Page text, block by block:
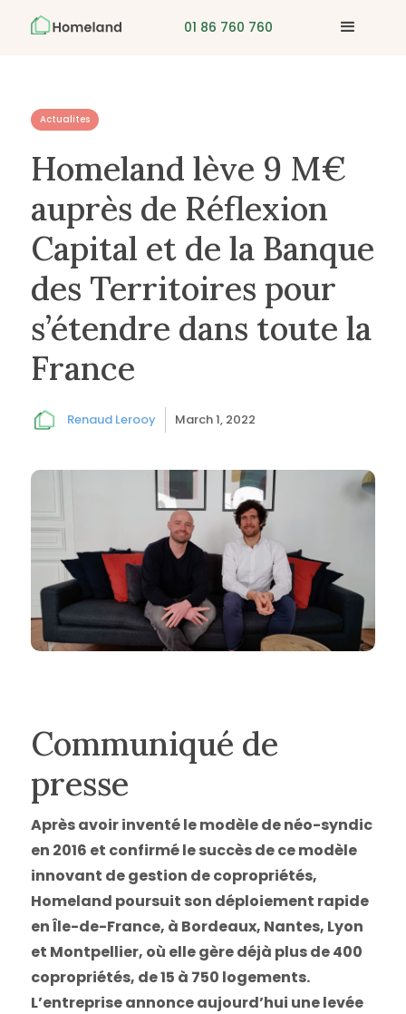
01 86 760 760
Actualites
Homeland lève 9 M€
auprès de Réflexion
Capital et de la Banque
des Territoires pour
s’étendre dans toute la
France
Renaud Lerooy March 1, 2022
Communiqué de
presse
Après avoir inventé le modèle de néo-syndic
en 2016 et confirmé le succès de ce modèle
innovant de gestion de copropriétés,
Homeland poursuit son déploiement rapide
en Île-de-France, à Bordeaux, Nantes, Lyon
et Montpellier, où elle gère déjà plus de 400
copropriétés, de 15 à 750 logements.
L’entreprise annonce aujourd’hui une levée